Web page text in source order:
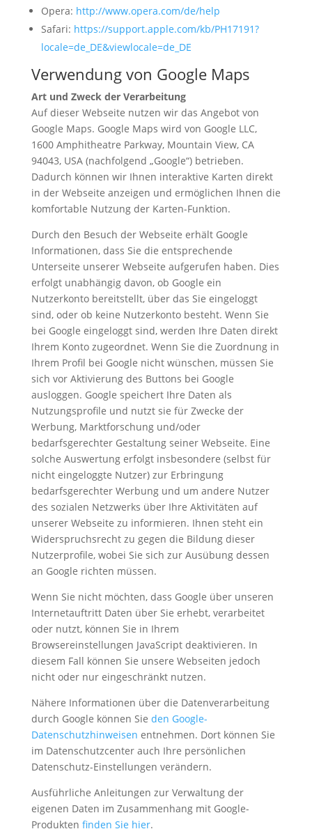
Opera: http://www.opera.com/de/help
Safari: https://support.apple.com/kb/PH17191?
locale=de_DE&viewlocale=de_DE
Verwendung von Google Maps
Art und Zweck der Verarbeitung
Auf dieser Webseite nutzen wir das Angebot von
Google Maps. Google Maps wird von Google LLC,
1600 Amphitheatre Parkway, Mountain View, CA
94043, USA (nachfolgend „Google“) betrieben.
Dadurch können wir Ihnen interaktive Karten direkt
in der Webseite anzeigen und ermöglichen Ihnen die
komfortable Nutzung der Karten-Funktion.
Durch den Besuch der Webseite erhält Google
Informationen, dass Sie die entsprechende
Unterseite unserer Webseite aufgerufen haben. Dies
erfolgt unabhängig davon, ob Google ein
Nutzerkonto bereitstellt, über das Sie eingeloggt
sind, oder ob keine Nutzerkonto besteht. Wenn Sie
bei Google eingeloggt sind, werden Ihre Daten direkt
Ihrem Konto zugeordnet. Wenn Sie die Zuordnung in
Ihrem Profil bei Google nicht wünschen, müssen Sie
sich vor Aktivierung des Buttons bei Google
ausloggen. Google speichert Ihre Daten als
Nutzungsprofile und nutzt sie für Zwecke der
Werbung, Marktforschung und/oder
bedarfsgerechter Gestaltung seiner Webseite. Eine
solche Auswertung erfolgt insbesondere (selbst für
nicht eingeloggte Nutzer) zur Erbringung
bedarfsgerechter Werbung und um andere Nutzer
des sozialen Netzwerks über Ihre Aktivitäten auf
unserer Webseite zu informieren. Ihnen steht ein
Widerspruchsrecht zu gegen die Bildung dieser
Nutzerprofile, wobei Sie sich zur Ausübung dessen
an Google richten müssen.
Wenn Sie nicht möchten, dass Google über unseren
Internetauftritt Daten über Sie erhebt, verarbeitet
oder nutzt, können Sie in Ihrem
Browsereinstellungen JavaScript deaktivieren. In
diesem Fall können Sie unsere Webseiten jedoch
nicht oder nur eingeschränkt nutzen.
Nähere Informationen über die Datenverarbeitung
durch Google können Sie den Google-
Datenschutzhinweisen entnehmen. Dort können Sie
im Datenschutzcenter auch Ihre persönlichen
Datenschutz-Einstellungen verändern.
Ausführliche Anleitungen zur Verwaltung der
eigenen Daten im Zusammenhang mit Google-
Produkten finden Sie hier.